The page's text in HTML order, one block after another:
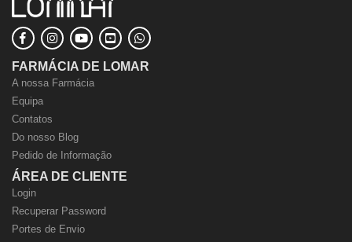
FARMÁCIA DE LOMAR
A nossa Farmácia
Equipa
Contatos
Do nosso Blog
Pedido de Informação
ÁREA DE CLIENTE
Login
Recuperar Password
Portes de Envio